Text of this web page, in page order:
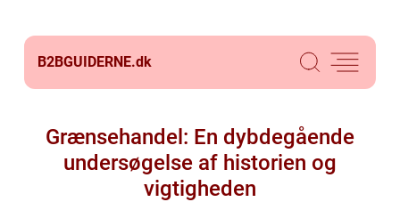
B2BGUIDERNE.dk
Grænsehandel: En dybdegående
undersøgelse af historien og
vigtigheden